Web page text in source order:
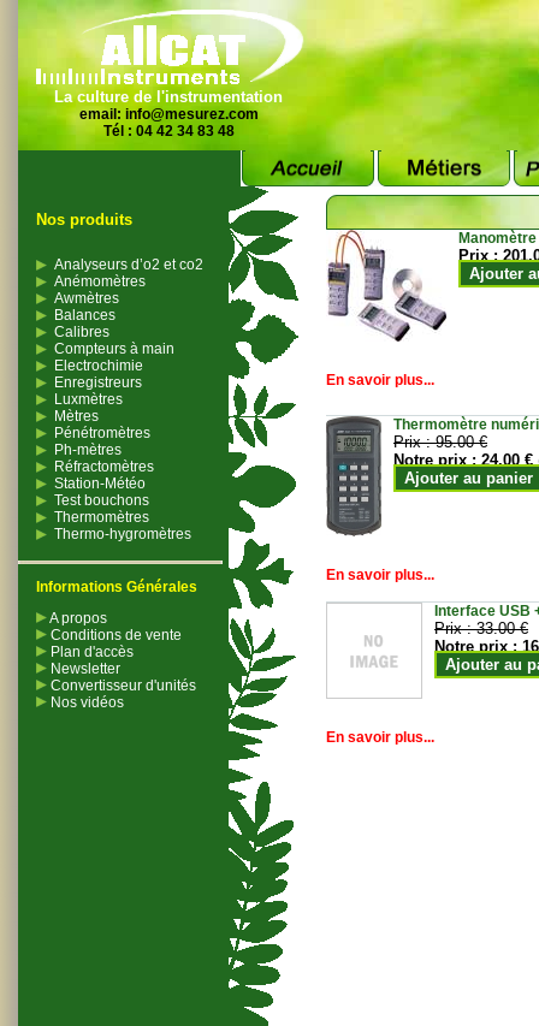
La culture de l'instrumentation
email: info@mesurez.com
Tél : 04 42 34 83 48
Nos produits
Analyseurs d’o2 et co2
Anémomètres
Awmètres
Balances
Calibres
Compteurs à main
Electrochimie
Enregistreurs
Luxmètres
Mètres
Pénétromètres
Ph-mètres
Réfractomètres
Station-Météo
Test bouchons
Thermomètres
Thermo-hygromètres
Informations Générales
A propos
Conditions de vente
Plan d'accès
Newsletter
Convertisseur d'unités
Nos vidéos
Prix :
Ajouter
En savoir plus...
Thermomètre
Prix :95.00 €
Notre prix :24.00 €
Ajouter au panier
En savoir plus...
Interface USB
Prix :33.00 €
Notre prix :
Ajouter au
En savoir plus...